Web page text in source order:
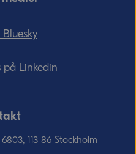
på Linkedin
113 86 Stockholm